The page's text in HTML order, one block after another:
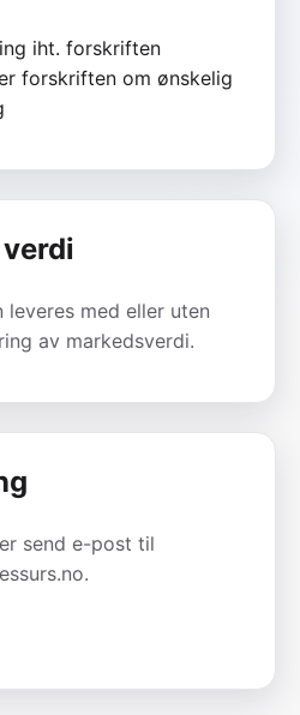
iht. forskriften
forskriften om ønskelig
med eller uten
av markedsverdi.
send e-post til